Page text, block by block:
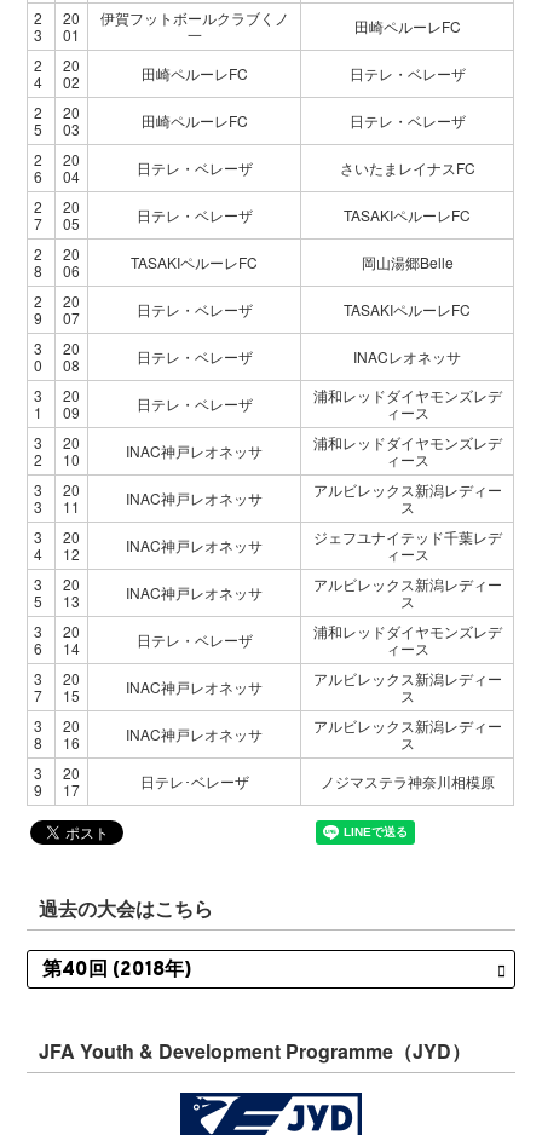
2
3
20
01
伊賀フットボールクラブくノ
一
田崎ペルーレFC
2
4
20
02
田崎ペルーレFC
日テレ・ベレーザ
2
5
20
03
田崎ペルーレFC
日テレ・ベレーザ
2
6
20
04
日テレ・ベレーザ
さいたまレイナスFC
2
7
20
05
日テレ・ベレーザ
TASAKIペルーレFC
2
8
20
06
TASAKIペルーレFC
岡山湯郷Belle
2
9
20
07
日テレ・ベレーザ
TASAKIペルーレFC
3
0
20
08
日テレ・ベレーザ
INACレオネッサ
3
1
20
09
日テレ・ベレーザ
浦和レッドダイヤモンズレデ
ィース
3
2
20
10
INAC神戸レオネッサ
浦和レッドダイヤモンズレデ
ィース
3
3
20
11
INAC神戸レオネッサ
アルビレックス新潟レディー
ス
3
4
20
12
INAC神戸レオネッサ
ジェフユナイテッド千葉レデ
ィース
3
5
20
13
INAC神戸レオネッサ
アルビレックス新潟レディー
ス
3
6
20
14
日テレ・ベレーザ
浦和レッドダイヤモンズレデ
ィース
3
7
20
15
INAC神戸レオネッサ
アルビレックス新潟レディー
ス
3
8
20
16
INAC神戸レオネッサ
アルビレックス新潟レディー
ス
3
9
20
17
日テレ･ベレーザ ノジマステラ神奈川相模原
過去の大会はこちら
JFA Youth & Development Programme（JYD）